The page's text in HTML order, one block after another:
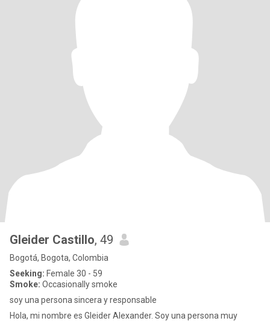
Gleider Castillo, 49
Bogotá, Bogota, Colombia
Seeking: Female 30 - 59
Smoke: Occasionally smoke
soy una persona sincera y responsable
Hola, mi nombre es Gleider Alexander. Soy una persona muy